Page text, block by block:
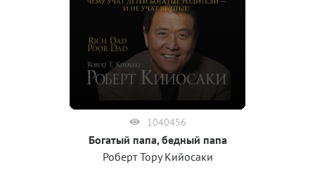
1040456
Богатый папа, бедный папа
Роберт Тору Кийосаки